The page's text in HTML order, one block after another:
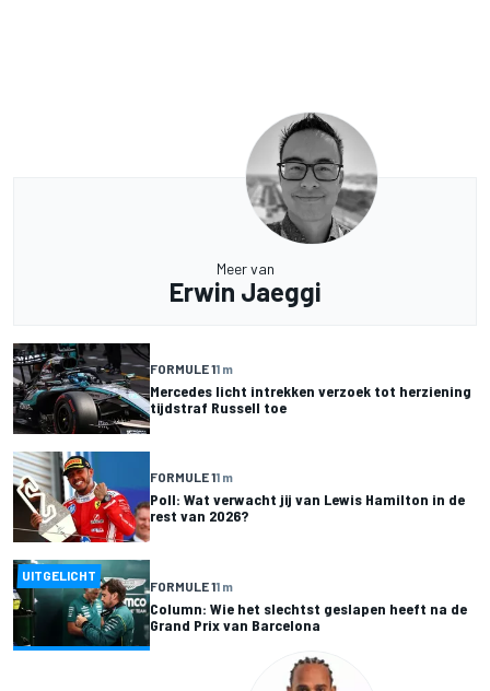
Meer van
Erwin Jaeggi
FORMULE 11 m
Mercedes licht intrekken verzoek tot herziening
tijdstraf Russell toe
FORMULE 11 m
Poll: Wat verwacht jij van Lewis Hamilton in de
rest van 2026?
UITGELICHT
FORMULE 11 m
Column: Wie het slechtst geslapen heeft na de
Grand Prix van Barcelona